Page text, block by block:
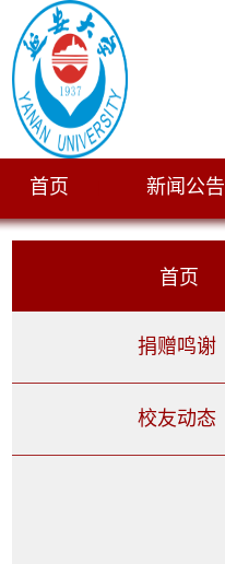
首页 新闻公告
首页
捐赠鸣谢
校友动态